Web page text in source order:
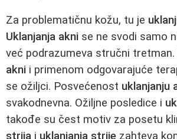
Za problematičnu kožu, tu je
Uklanjanja akni se ne svodi samo
već podrazumeva stručni tretman.
akni i primenom odgovarajuće
se ožiljci. Posvećenost uklanjanju
svakodnevna. Ožiljne posledice i
takođe su čest motiv za posetu
strija i uklanjanja strije zahteva